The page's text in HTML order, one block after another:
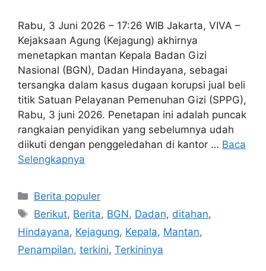
Rabu, 3 Juni 2026 – 17:26 WIB Jakarta, VIVA –
Kejaksaan Agung (Kejagung) akhirnya
menetapkan mantan Kepala Badan Gizi
Nasional (BGN), Dadan Hindayana, sebagai
tersangka dalam kasus dugaan korupsi jual beli
titik Satuan Pelayanan Pemenuhan Gizi (SPPG),
Rabu, 3 juni 2026. Penetapan ini adalah puncak
rangkaian penyidikan yang sebelumnya udah
diikuti dengan penggeledahan di kantor … Baca
Selengkapnya
Kategori
Berita populer
Tag
Berikut, Berita, BGN, Dadan, ditahan,
Hindayana, Kejagung, Kepala, Mantan,
Penampilan, terkini, Terkininya